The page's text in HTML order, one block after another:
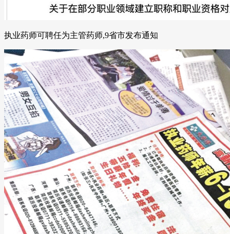
执业药师可聘任为主管药师,9省市发布通知